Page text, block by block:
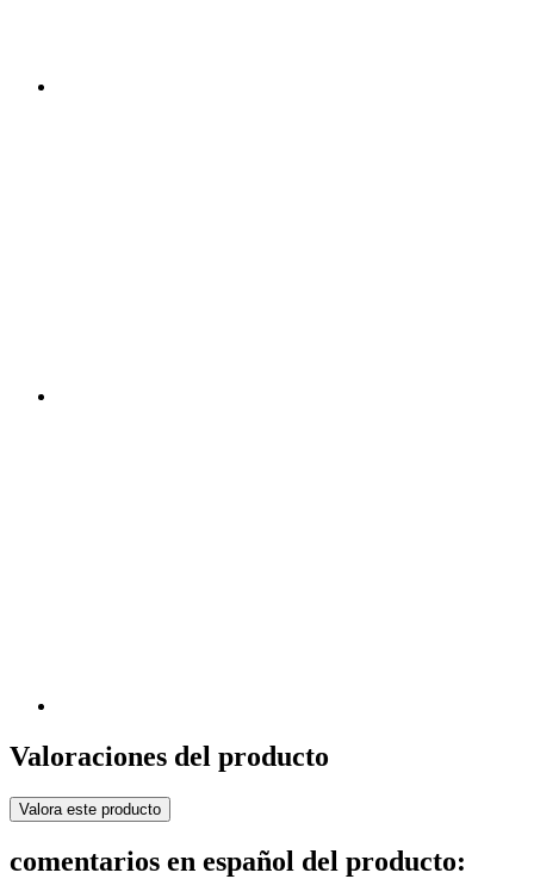
Valoraciones del producto
Valora este producto
comentarios en español del producto: